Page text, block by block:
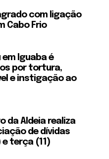
com ligação
Cabo Frio
em Iguaba é
por tortura,
e instigação ao
da Aldeia realiza
de dívidas
terça (11)